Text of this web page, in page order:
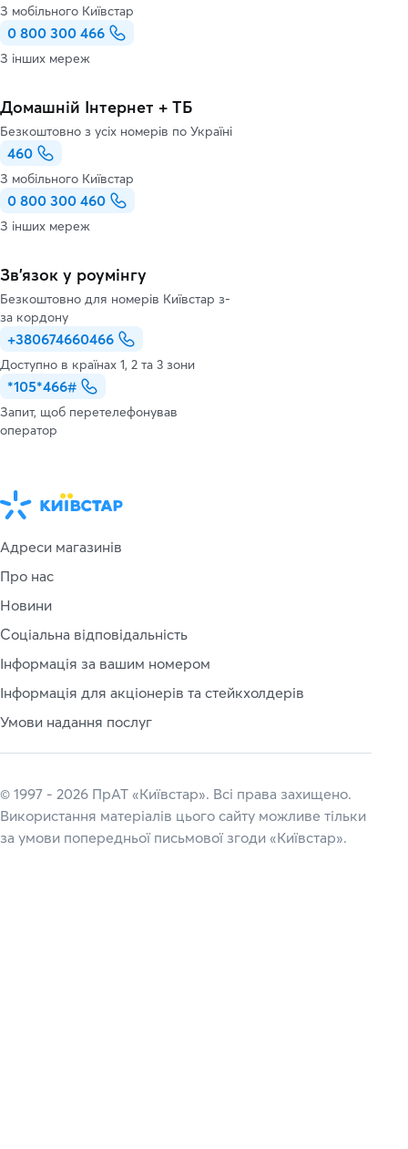
З мобільного Київстар
0 800 300 466
З інших мереж
Домашній Інтернет + ТБ
Безкоштовно з усіх номерів по Україні
460
З мобільного Київстар
0 800 300 460
З інших мереж
Зв’язок у роумінгу
Безкоштовно для номерів Київстар з-
за кордону
+380674660466
Доступно в країнах 1, 2 та 3 зони
*105*466#
Запит, щоб перетелефонував
оператор
Адреси магазинів
Про нас
Новини
Соціальна відповідальність
Інформація за вашим номером
Інформація для акціонерів та стейкхолдерів
Умови надання послуг
© 1997 - 2026 ПрАТ «Київстар». Всі права захищено.
Використання матеріалів цього сайту можливе тільки
за умови попередньої письмової згоди «Київстар».